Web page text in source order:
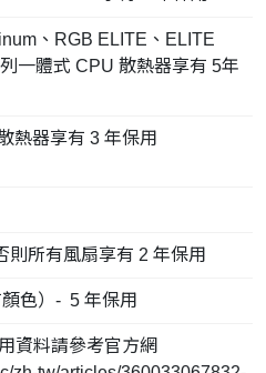
、RGB ELITE、ELITE
一體式 CPU 散熱器享有 5年
熱器享有 3 年保用
則所有風扇享有 2 年保用
色）- 5 年保用
資料請參考官方網